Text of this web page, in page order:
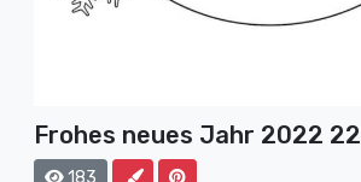
Frohes neues Jahr 2022 22
183